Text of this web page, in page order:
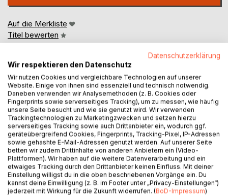
Auf die Merkliste
Titel bewerten
BESCHREIBUNG
Vom Sinn des Lebens bis zum Umgang mit dem Tod. Ein
moderner Gedichtband, der Gedanken, Gefühle und
Träume aus dem Alltag in prägnanter, poetischer Art
zusammenfasst.
Datenschutzerklärung
Wir respektieren den Datenschutz
Wir nutzen Cookies und vergleichbare Technologien auf unserer
Website. Einige von ihnen sind essenziell und technisch notwendig.
Daneben verwenden wir Analysemethoden (z. B. Cookies oder
Fingerprints sowie serverseitiges Tracking), um zu messen, wie häufig
unsere Seite besucht und wie sie genutzt wird. Wir verwenden
Trackingtechnologien zu Marketingzwecken und setzen hierzu
serverseitiges Tracking sowie auch Drittanbieter ein, wodurch ggf.
geräteübergreifend Cookies, Fingerprints, Tracking-Pixel, IP-Adressen
sowie gehashte E-Mail-Adressen genutzt werden. Auf unserer Seite
betten wir zudem Drittinhalte von anderen Anbietern ein (Video-
Plattformen). Wir haben auf die weitere Datenverarbeitung und ein
etwaiges Tracking durch den Drittanbieter keinen Einfluss. Mit deiner
Einstellung willigst du in die oben beschriebenen Vorgänge ein. Du
kannst deine Einwilligung (z. B. im Footer unter „Privacy-Einstellungen“)
jederzeit mit Wirkung für die Zukunft widerrufen. (BoD-Impressum)